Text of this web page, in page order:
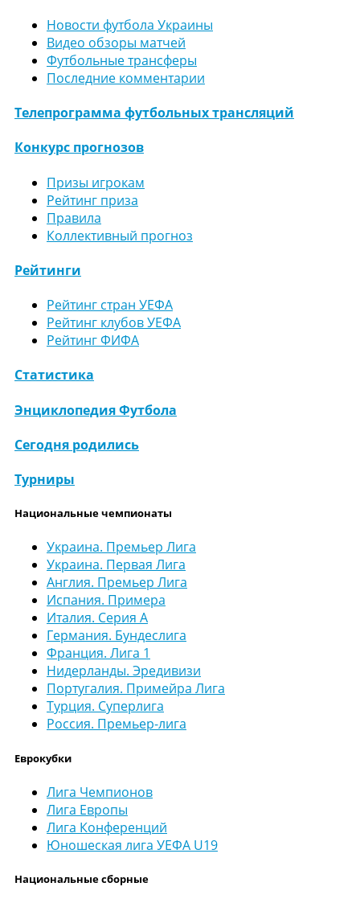
Новости футбола Украины
Видео обзоры матчей
Футбольные трансферы
Последние комментарии
Телепрограмма футбольных трансляций
Конкурс прогнозов
Призы игрокам
Рейтинг приза
Правила
Коллективный прогноз
Рейтинги
Рейтинг стран УЕФА
Рейтинг клубов УЕФА
Рейтинг ФИФА
Статистика
Энциклопедия Футбола
Сегодня родились
Турниры
Национальные чемпионаты
Украина. Премьер Лига
Украина. Первая Лига
Англия. Премьер Лига
Испания. Примера
Италия. Серия А
Германия. Бундеслига
Франция. Лига 1
Нидерланды. Эредивизи
Португалия. Примейра Лига
Турция. Суперлига
Россия. Премьер-лига
Еврокубки
Лига Чемпионов
Лига Европы
Лига Конференций
Юношеская лига УЕФА U19
Национальные сборные